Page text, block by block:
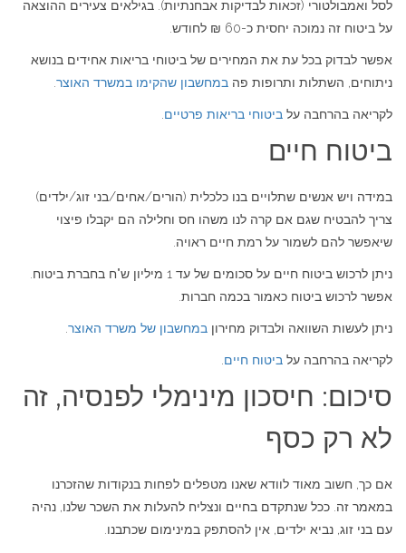
לסל ואמבולטורי (זכאות לבדיקות אבחנתיות). בגילאים צעירים ההוצאה
על ביטוח זה נמוכה יחסית כ-60 ₪ לחודש.
אפשר לבדוק בכל עת את המחירים של ביטוחי בריאות אחידים בנושא
ניתוחים, השתלות ותרופות פה במחשבון שהקימו במשרד האוצר.
לקריאה בהרחבה על ביטוחי בריאות פרטיים.
ביטוח חיים
במידה ויש אנשים שתלויים בנו כלכלית (הורים/אחים/בני זוג/ילדים)
צריך להבטיח שגם אם קרה לנו משהו חס וחלילה הם יקבלו פיצוי
שיאפשר להם לשמור על רמת חיים ראויה.
ניתן לרכוש ביטוח חיים על סכומים של עד 1 מיליון ש"ח בחברת ביטוח.
אפשר לרכוש ביטוח כאמור בכמה חברות.
ניתן לעשות השוואה ולבדוק מחירון במחשבון של משרד האוצר.
לקריאה בהרחבה על ביטוח חיים.
סיכום: חיסכון מינימלי לפנסיה, זה
לא רק כסף
אם כך, חשוב מאוד לוודא שאנו מטפלים לפחות בנקודות שהזכרנו
במאמר זה. ככל שנתקדם בחיים ונצליח להעלות את השכר שלנו, נהיה
עם בני זוג, נביא ילדים, אין להסתפק במינימום שכתבנו.